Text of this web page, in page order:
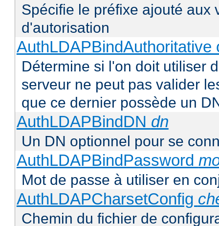
Spécifie le préfixe ajouté aux
d'autorisation
AuthLDAPBindAuthoritative
Détermine si l'on doit utiliser
serveur ne peut pas valider
que ce dernier possède un
AuthLDAPBindDN dn
Un DN optionnel pour se
AuthLDAPBindPassword
Mot de passe à utiliser en
AuthLDAPCharsetConfig
Chemin du fichier de